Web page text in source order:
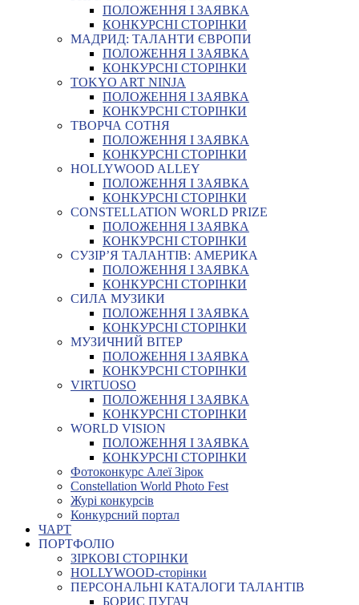
ПОЛОЖЕННЯ І ЗАЯВКА
КОНКУРСНІ СТОРІНКИ
МАДРИД: ТАЛАНТИ ЄВРОПИ
ПОЛОЖЕННЯ І ЗАЯВКА
КОНКУРСНІ СТОРІНКИ
TOKYO ART NINJA
ПОЛОЖЕННЯ І ЗАЯВКА
КОНКУРСНІ СТОРІНКИ
ТВОРЧА СОТНЯ
ПОЛОЖЕННЯ І ЗАЯВКА
КОНКУРСНІ СТОРІНКИ
HOLLYWOOD ALLEY
ПОЛОЖЕННЯ І ЗАЯВКА
КОНКУРСНІ СТОРІНКИ
CONSTELLATION WORLD PRIZE
ПОЛОЖЕННЯ І ЗАЯВКА
КОНКУРСНІ СТОРІНКИ
СУЗІР’Я ТАЛАНТІВ: АМЕРИКА
ПОЛОЖЕННЯ І ЗАЯВКА
КОНКУРСНІ СТОРІНКИ
СИЛА МУЗИКИ
ПОЛОЖЕННЯ І ЗАЯВКА
КОНКУРСНІ СТОРІНКИ
МУЗИЧНИЙ ВІТЕР
ПОЛОЖЕННЯ І ЗАЯВКА
КОНКУРСНІ СТОРІНКИ
VIRTUOSO
ПОЛОЖЕННЯ І ЗАЯВКА
КОНКУРСНІ СТОРІНКИ
WORLD VISION
ПОЛОЖЕННЯ І ЗАЯВКА
КОНКУРСНІ СТОРІНКИ
Фотоконкурс Алеї Зірок
Constellation World Photo Fest
Журі конкурсів
Конкурсний портал
ЧАРТ
ПОРТФОЛІО
ЗІРКОВІ СТОРІНКИ
HOLLYWOOD-сторінки
ПЕРСОНАЛЬНІ КАТАЛОГИ ТАЛАНТІВ
БОРИС ПУГАЧ